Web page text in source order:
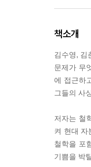
책소개
김수영, 김
문제가 무
에 접근하
그들의 사
저자는 철
켜 현대 자
철학을 포
기쁨을 박